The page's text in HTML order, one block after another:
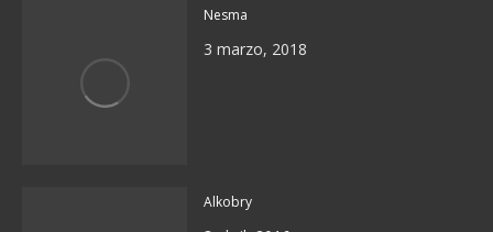
Nesma
3 marzo, 2018
Alkobry